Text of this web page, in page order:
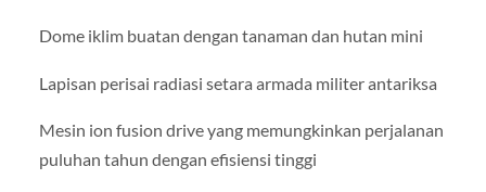
Dome iklim buatan dengan tanaman dan hutan mini
Lapisan perisai radiasi setara armada militer antariksa
Mesin ion fusion drive yang memungkinkan perjalanan
puluhan tahun dengan efisiensi tinggi